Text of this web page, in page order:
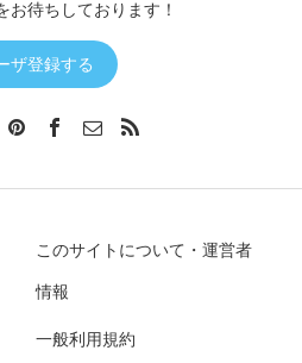
お待ちしております！
ザ登録する
このサイトについて・運営者
情報
一般利用規約